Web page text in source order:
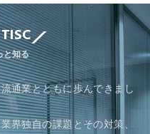
と知る
通業とともに歩んできまし
界独自の課題とその対策、